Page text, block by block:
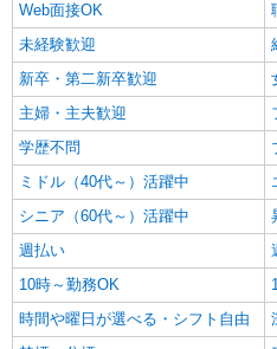
【正社員】
給：200,000円
30,000円 ・役職
善手当：20,000
により変動）
間） ※固定残業
手当として別途
（上記給与とは別に支給） 下
歓迎 ・認知症介
者研修 ・介護福
神奈川県横
キープ
派遣社員
株式会社ブレイブ（マイナビグルー
介護スタッフ ◆
高齢者向け住
務先から選べ
未経験：時
る） 経験者：時
る） ◎月収例 時給2000円×1日8時間×22日（週5
日）＝35万2000円 ◆昇給あり ◆支払い方
神奈川県横浜市保土
Web面接OK
未経験歓迎
新卒・第二新卒歓迎
主婦・主夫歓迎
学歴不問
ミドル（40代～）活躍中
シニア（60代～）活躍中
週払い
10時～勤務OK
時間や曜日が選べる・シフト自由